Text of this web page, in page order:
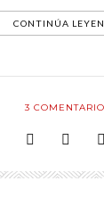
CONTINÚA
3